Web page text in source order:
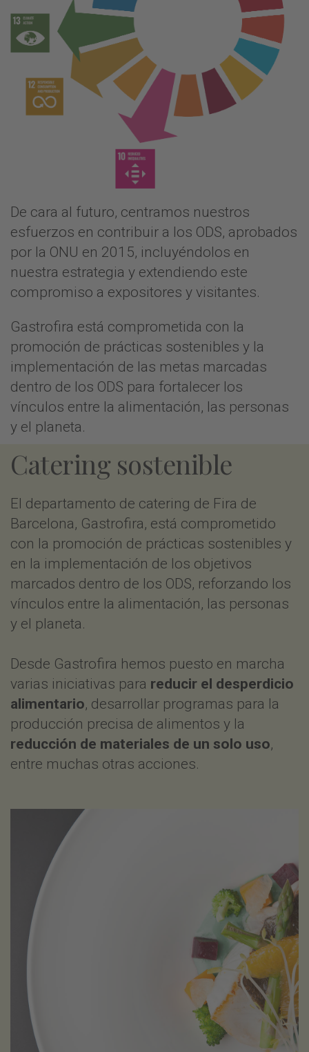
De cara al futuro, centramos nuestros
esfuerzos en contribuir a los ODS, aprobados
por la ONU en 2015, incluyéndolos en
nuestra estrategia y extendiendo este
compromiso a expositores y visitantes.
Gastrofira está comprometida con la
promoción de prácticas sostenibles y la
implementación de las metas marcadas
dentro de los ODS para fortalecer los
vínculos entre la alimentación, las personas
y el planeta.
Catering sostenible
El departamento de catering de Fira de
Barcelona, Gastrofira, está comprometido
con la promoción de prácticas sostenibles y
en la implementación de los objetivos
marcados dentro de los ODS, reforzando los
vínculos entre la alimentación, las personas
y el planeta.
Desde Gastrofira hemos puesto en marcha
varias iniciativas para reducir el desperdicio
alimentario, desarrollar programas para la
producción precisa de alimentos y la
reducción de materiales de un solo uso,
entre muchas otras acciones.